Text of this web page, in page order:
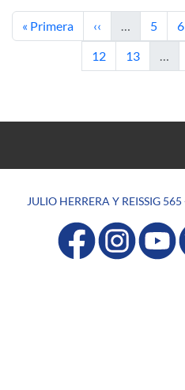
First page
« Primera Previous page
‹‹ … Page
5 6
Page
12 Page
13 …
JULIO HERRERA Y REISSIG